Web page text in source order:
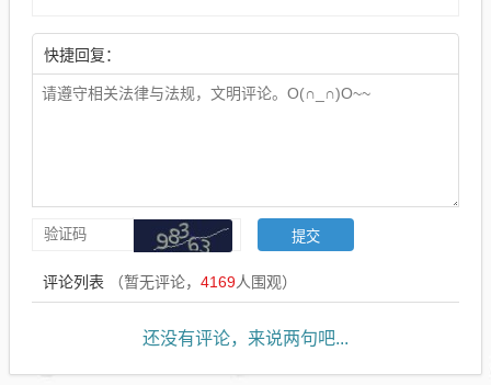
快捷回复：
评论列表 （暂无评论， 4169人围观）
还没有评论，来说两句吧...